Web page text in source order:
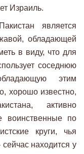
Израиль.
является
обладающей
в виду, что для
соседнюю
этим
хорошо известно,
активно
воинственные по
круги, чья
находится у